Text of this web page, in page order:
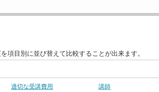
項目別に並び替えて比較することが出来ます。
適切な受講費用
講師